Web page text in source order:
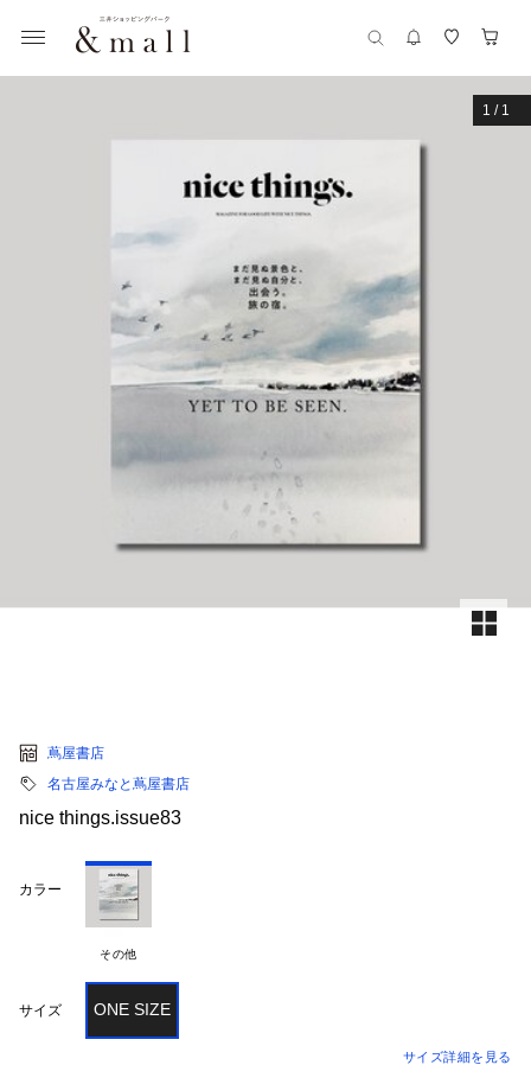
1 / 1
蔦屋書店
名古屋みなと蔦屋書店
nice things.issue83
カラー
その他
サイズ ONE SIZE
サイズ詳細を見る